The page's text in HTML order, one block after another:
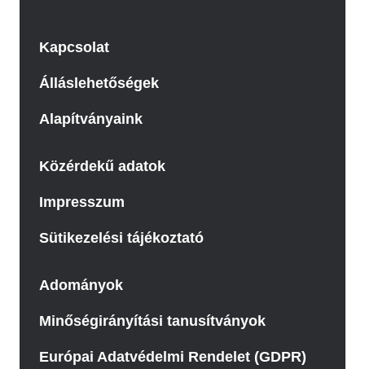
Kapcsolat
Álláslehetőségek
Alapítványaink
Közérdekű adatok
Impresszum
Sütikezelési tájékoztató
Adományok
Minőségirányítási tanusítványok
Európai Adatvédelmi Rendelet (GDPR)